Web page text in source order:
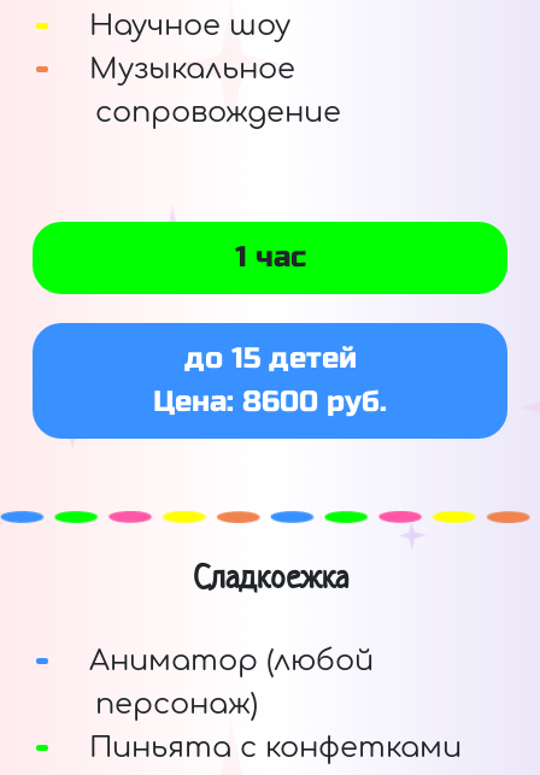
Научное шоу
Музыкальное
сопровождение
1 час
до 15 детей
Цена: 8600 руб.
Сладкоежка
Аниматор (любой
персонаж)
Пиньята с конфетками